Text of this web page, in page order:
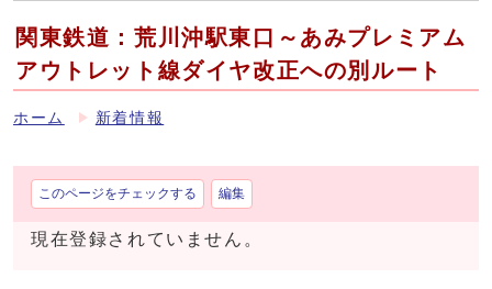
関東鉄道：荒川沖駅東口～あみプレミアム
アウトレット線ダイヤ改正への別ルート
ホーム 新着情報
このページをチェックする 編集
現在登録されていません。